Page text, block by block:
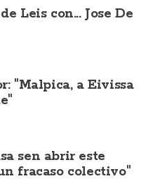
Leis con... Jose De
"Malpica, a Eivissa
sen abrir este
fracaso colectivo"